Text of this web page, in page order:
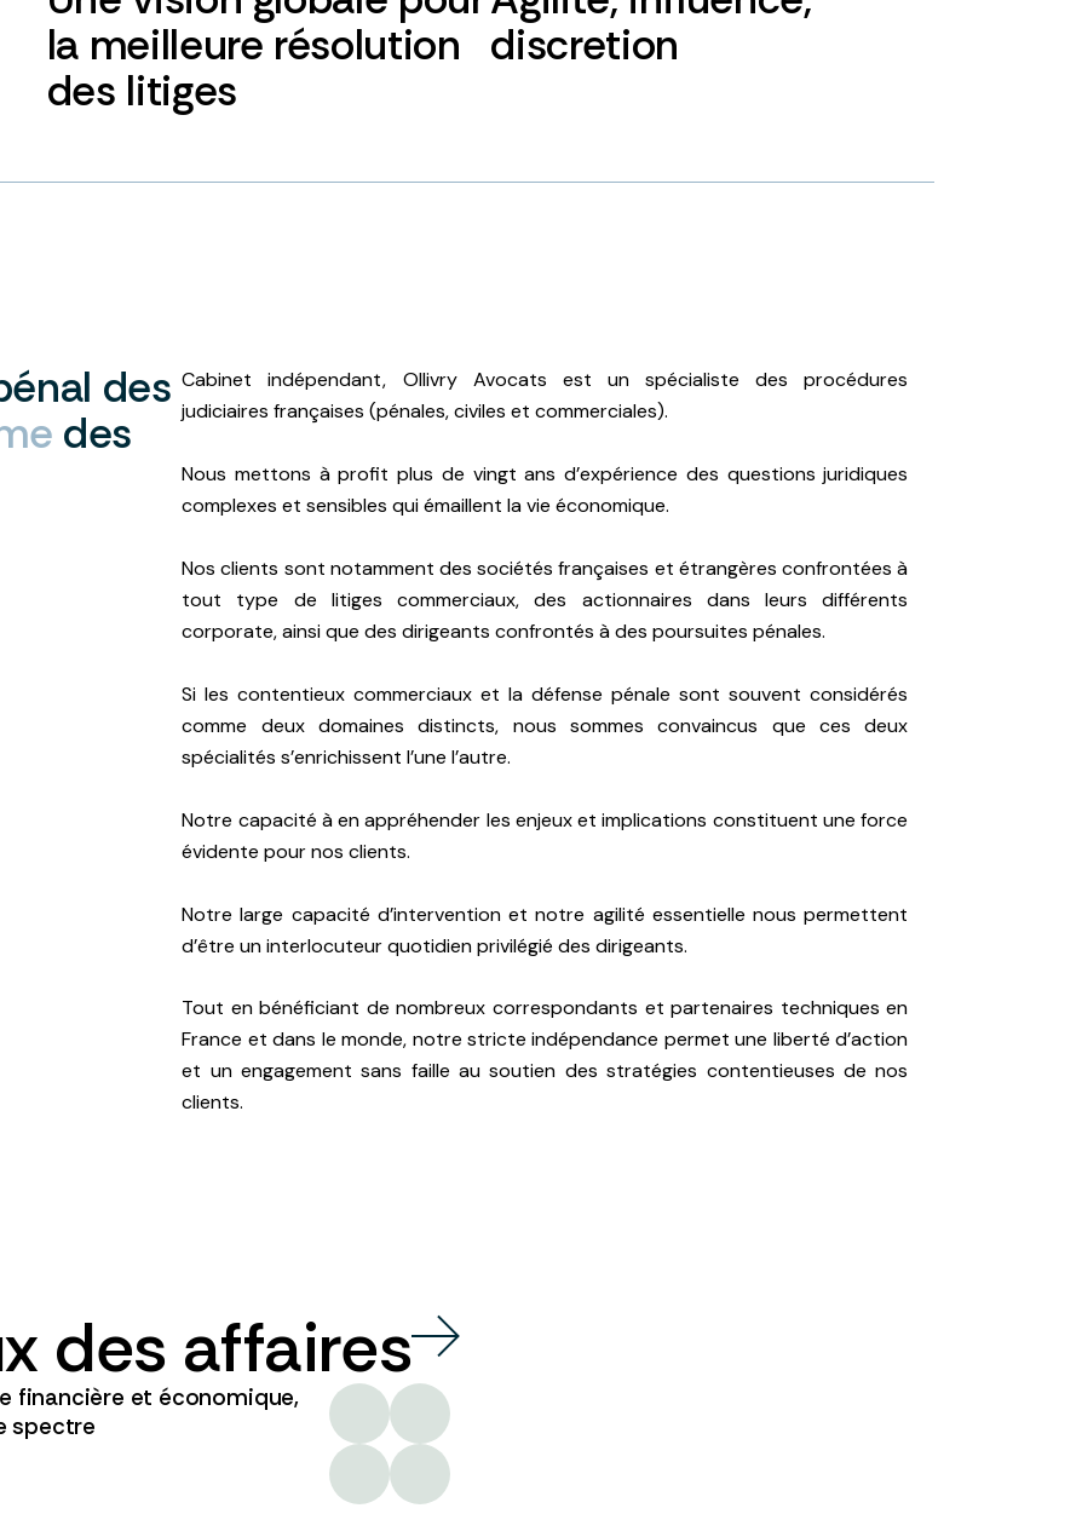
la meilleure résolution
des litiges
discretion
des
des
Cabinet indépendant, Ollivry Avocats est un spécialiste des procédures
judiciaires françaises (pénales, civiles et commerciales).
Nous mettons à profit plus de vingt ans d’expérience des questions juridiques
complexes et sensibles qui émaillent la vie économique.
Nos clients sont notamment des sociétés françaises et étrangères confrontées à
tout type de litiges commerciaux, des actionnaires dans leurs différents
corporate, ainsi que des dirigeants confrontés à des poursuites pénales.
Si les contentieux commerciaux et la défense pénale sont souvent considérés
comme deux domaines distincts, nous sommes convaincus que ces deux
spécialités s’enrichissent l’une l’autre.
Notre capacité à en appréhender les enjeux et implications constituent une force
évidente pour nos clients.
Notre large capacité d’intervention et notre agilité essentielle nous permettent
d’être un interlocuteur quotidien privilégié des dirigeants.
Tout en bénéficiant de nombreux correspondants et partenaires techniques en
France et dans le monde, notre stricte indépendance permet une liberté d’action
et un engagement sans faille au soutien des stratégies contentieuses de nos
clients.
des affaires
financière et économique,
spectre